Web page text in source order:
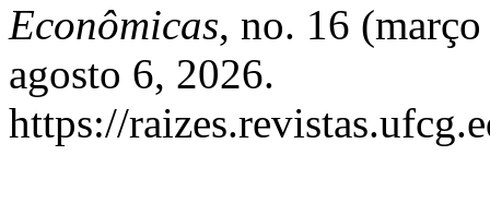
Econômicas, no. 16
agosto 6, 2026.
https://